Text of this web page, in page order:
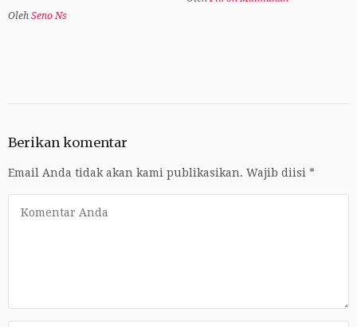
Oleh Seno Ns
Berikan komentar
Email Anda tidak akan kami publikasikan. Wajib diisi *